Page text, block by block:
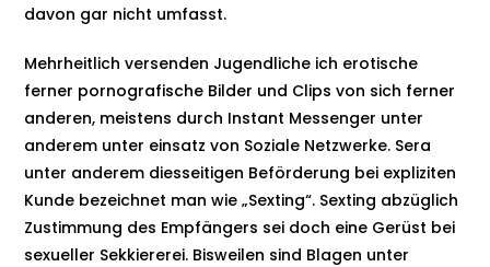
davon gar nicht umfasst.
Mehrheitlich versenden Jugendliche ich erotische
ferner pornografische Bilder und Clips von sich ferner
anderen, meistens durch Instant Messenger unter
anderem unter einsatz von Soziale Netzwerke. Sera
unter anderem diesseitigen Beförderung bei expliziten
Kunde bezeichnet man wie „Sexting“. Sexting abzüglich
Zustimmung des Empfängers sei doch eine Gerüst bei
sexueller Sekkiererei. Bisweilen sind Blagen unter